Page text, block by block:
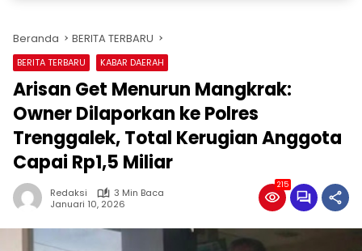
Beranda BERITA TERBARU
BERITA TERBARU KABAR DAERAH
Arisan Get Menurun Mangkrak:
Owner Dilaporkan ke Polres
Trenggalek, Total Kerugian Anggota
Capai Rp1,5 Miliar
Redaksi
3 Min Baca
Januari 10, 2026
215